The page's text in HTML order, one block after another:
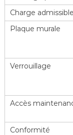
Charge admissible
Plaque murale
Verrouillage
Accès
Conformité